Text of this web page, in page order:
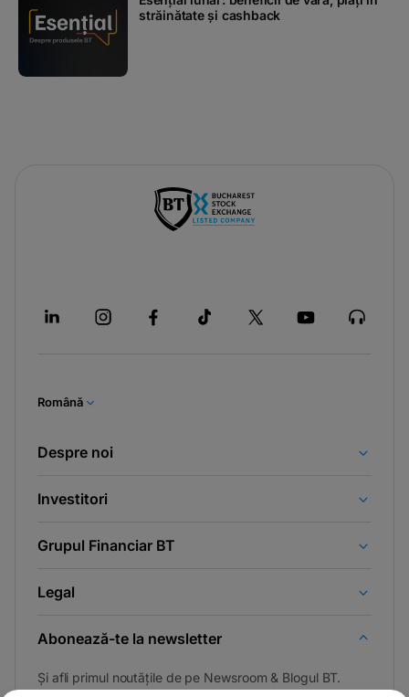
străinătate și cashback
Română
Despre noi
Investitori
Grupul Financiar BT
Legal
Abonează-te la newsletter
Și afli primul noutățile de pe Newsroom & Blogul BT.